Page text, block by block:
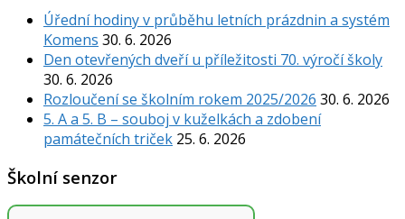
Úřední hodiny v průběhu letních prázdnin a systém
Komens 30. 6. 2026
Den otevřených dveří u příležitosti 70. výročí školy
30. 6. 2026
Rozloučení se školním rokem 2025/2026 30. 6. 2026
5. A a 5. B – souboj v kuželkách a zdobení
památečních triček 25. 6. 2026
Školní senzor